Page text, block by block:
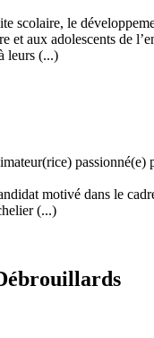
scolaire, le
et aux adolescents de
leurs (...)
motivé dans le
(...)